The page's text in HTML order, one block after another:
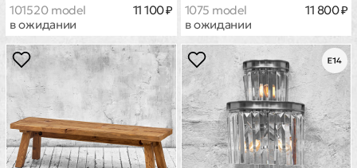
101520 model
в ожидании
11 100 ₽
1075 model
в ожидании
11 800 ₽